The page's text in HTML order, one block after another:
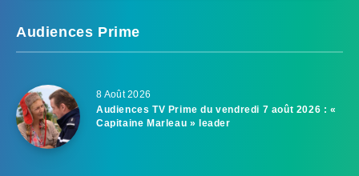
Audiences Prime
8 Août 2026
Audiences TV Prime du vendredi 7 août 2026 : «
Capitaine Marleau » leader